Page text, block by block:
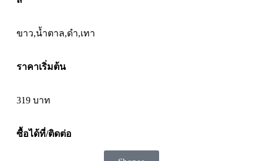
ขาว,น้ำตาล,ดำ,เทา
ราคาเริ่มต้น
319 บาท
ซื้อได้ที่/ติดต่อ